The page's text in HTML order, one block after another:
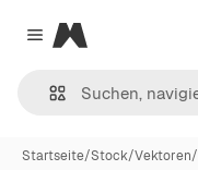
Close menu
Magnific
Startseite/Stock/Vektoren/